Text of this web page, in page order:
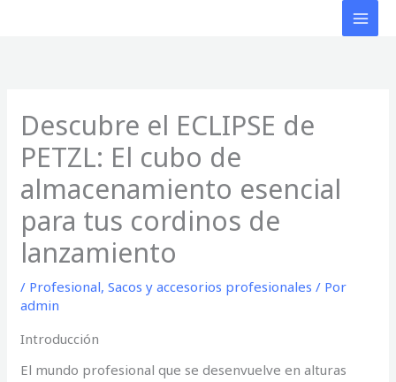
Descubre el ECLIPSE de
PETZL: El cubo de
almacenamiento esencial
para tus cordinos de
lanzamiento
/ Profesional,Sacos y accesorios profesionales / Por
admin
Introducción
El mundo profesional que se desenvuelve en alturas